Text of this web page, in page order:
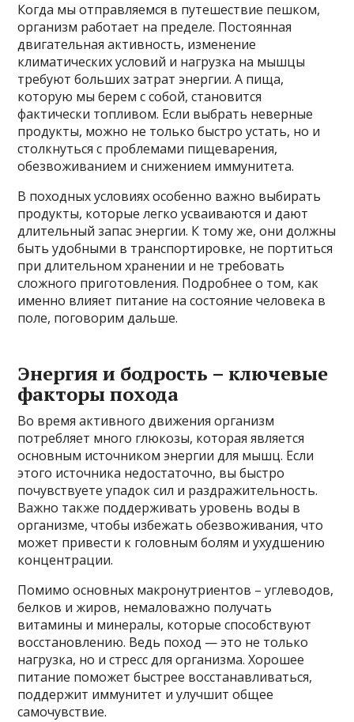
Когда мы отправляемся в путешествие пешком,
организм работает на пределе. Постоянная
двигательная активность, изменение
климатических условий и нагрузка на мышцы
требуют больших затрат энергии. А пища,
которую мы берем с собой, становится
фактически топливом. Если выбрать неверные
продукты, можно не только быстро устать, но и
столкнуться с проблемами пищеварения,
обезвоживанием и снижением иммунитета.
В походных условиях особенно важно выбирать
продукты, которые легко усваиваются и дают
длительный запас энергии. К тому же, они должны
быть удобными в транспортировке, не портиться
при длительном хранении и не требовать
сложного приготовления. Подробнее о том, как
именно влияет питание на состояние человека в
поле, поговорим дальше.
Энергия и бодрость – ключевые
факторы похода
Во время активного движения организм
потребляет много глюкозы, которая является
основным источником энергии для мышц. Если
этого источника недостаточно, вы быстро
почувствуете упадок сил и раздражительность.
Важно также поддерживать уровень воды в
организме, чтобы избежать обезвоживания, что
может привести к головным болям и ухудшению
концентрации.
Помимо основных макронутриентов – углеводов,
белков и жиров, немаловажно получать
витамины и минералы, которые способствуют
восстановлению. Ведь поход — это не только
нагрузка, но и стресс для организма. Хорошее
питание поможет быстрее восстанавливаться,
поддержит иммунитет и улучшит общее
самочувствие.